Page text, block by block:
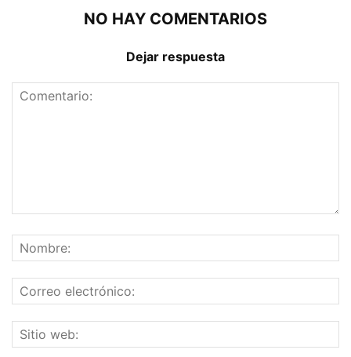
NO HAY COMENTARIOS
Dejar respuesta